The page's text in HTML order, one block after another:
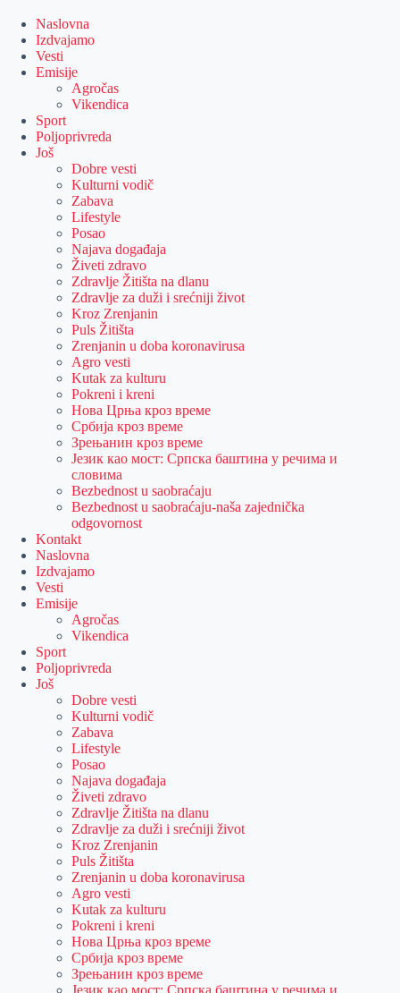
content
Naslovna
Izdvajamo
Vesti
Emisije
Agročas
Vikendica
Sport
Poljoprivreda
Još
Dobre vesti
Kulturni vodič
Zabava
Lifestyle
Posao
Najava događaja
Živeti zdravo
Zdravlje Žitišta na dlanu
Zdravlje za duži i srećniji život
Kroz Zrenjanin
Puls Žitišta
Zrenjanin u doba koronavirusa
Agro vesti
Kutak za kulturu
Pokreni i kreni
Нова Црња кроз време
Србија кроз време
Зрењанин кроз време
Језик као мост: Српска баштина у речима и
словима
Bezbednost u saobraćaju
Bezbednost u saobraćaju-naša zajednička
odgovornost
Kontakt
Naslovna
Izdvajamo
Vesti
Emisije
Agročas
Vikendica
Sport
Poljoprivreda
Još
Dobre vesti
Kulturni vodič
Zabava
Lifestyle
Posao
Najava događaja
Živeti zdravo
Zdravlje Žitišta na dlanu
Zdravlje za duži i srećniji život
Kroz Zrenjanin
Puls Žitišta
Zrenjanin u doba koronavirusa
Agro vesti
Kutak za kulturu
Pokreni i kreni
Нова Црња кроз време
Србија кроз време
Зрењанин кроз време
Језик као мост: Српска баштина у речима и